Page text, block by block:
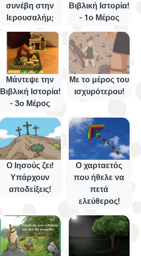
συνέβη στην
Ιερουσαλήμ;
Βιβλική Ιστορία!
- 1ο Μέρος
Μάντεψε την
Βιβλική Ιστορία!
- 3ο Μέρος
Με το μέρος του
ισχυρότερου!
Ο Ιησούς ζει!
Υπάρχουν
αποδείξεις!
Ο χαρταετός
που ήθελε να
πετά
ελεύθερος!